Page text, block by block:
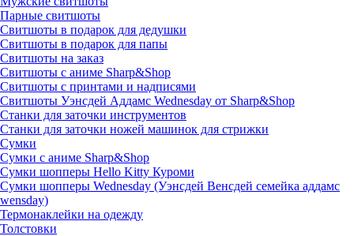
Парные свитшоты
Свитшоты в подарок для дедушки
Свитшоты в подарок для папы
Свитшоты на заказ
Свитшоты с аниме Sharp&Shop
Свитшоты с принтами и надписями
Свитшоты Уэнсдей Аддамс Wednesday от Sharp&Shop
Станки для заточки инструментов
Станки для заточки ножей машинок для стрижки
Сумки
Сумки с аниме Sharp&Shop
Сумки шопперы Hello Kitty Куроми
Сумки шопперы Wednesday (Уэнсдей Венсдей семейка аддамс
wensday)
Термонаклейки на одежду
Толстовки